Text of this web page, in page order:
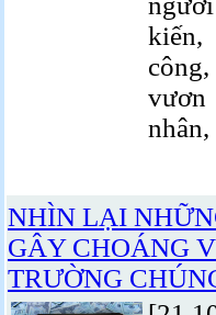
kiến,
NHÌN LẠI
GÂY CHOÁNG
TRƯỜNG